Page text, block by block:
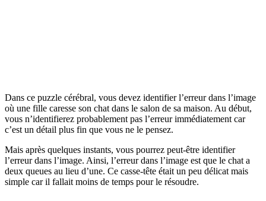
Dans ce puzzle cérébral, vous devez identifier l’erreur dans l’image
où une fille caresse son chat dans le salon de sa maison. Au début,
vous n’identifierez probablement pas l’erreur immédiatement car
c’est un détail plus fin que vous ne le pensez.
Mais après quelques instants, vous pourrez peut-être identifier
l’erreur dans l’image. Ainsi, l’erreur dans l’image est que le chat a
deux queues au lieu d’une. Ce casse-tête était un peu délicat mais
simple car il fallait moins de temps pour le résoudre.